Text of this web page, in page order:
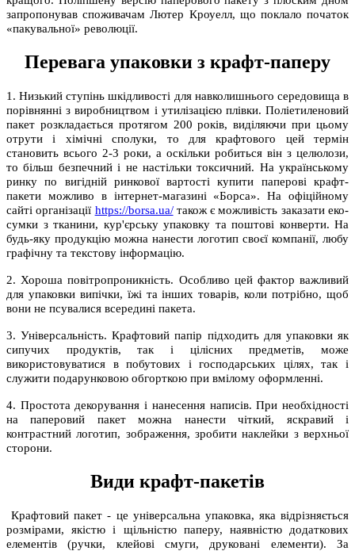
запропонував споживачам Лютер Кроуелл, що поклало початок
«пакувальної» революції.
Перевага упаковки з крафт-паперу
1. Низький ступінь шкідливості для навколишнього середовища в
порівнянні з виробництвом і утилізацією плівки. Поліетиленовий
пакет розкладається протягом 200 років, виділяючи при цьому
отрути і хімічні сполуки, то для крафтового цей термін
становить всього 2-3 роки, а оскільки робиться він з целюлози,
то більш безпечний і не настільки токсичний. На українському
ринку по вигідній ринкової вартості купити паперові крафт-
пакети можливо в інтернет-магазині «Борса». На офіційному
сайті організації https://borsa.ua/також є можливість заказати еко-
сумки з тканини, кур'єрську упаковку та поштові конверти. На
будь-яку продукцію можна нанести логотип своєї компанії, любу
графічну та текстову інформацію.
2. Хороша повітропроникність. Особливо цей фактор важливий
для упаковки випічки, їжі та інших товарів, коли потрібно, щоб
вони не псувалися всередині пакета.
3. Універсальність. Крафтовий папір підходить для упаковки як
сипучих продуктів, так і цілісних предметів, може
використовуватися в побутових і господарських цілях, так і
служити подарунковою обгорткою при вмілому оформленні.
4. Простота декорування і нанесення написів. При необхідності
на паперовий пакет можна нанести чіткий, яскравий і
контрастний логотип, зображення, зробити наклейки з верхньої
сторони.
Види крафт-пакетів
Крафтовий пакет - це універсальна упаковка, яка відрізняється
розмірами, якістю і щільністю паперу, наявністю додаткових
елементів (ручки, клейові смуги, друковані елементи). За